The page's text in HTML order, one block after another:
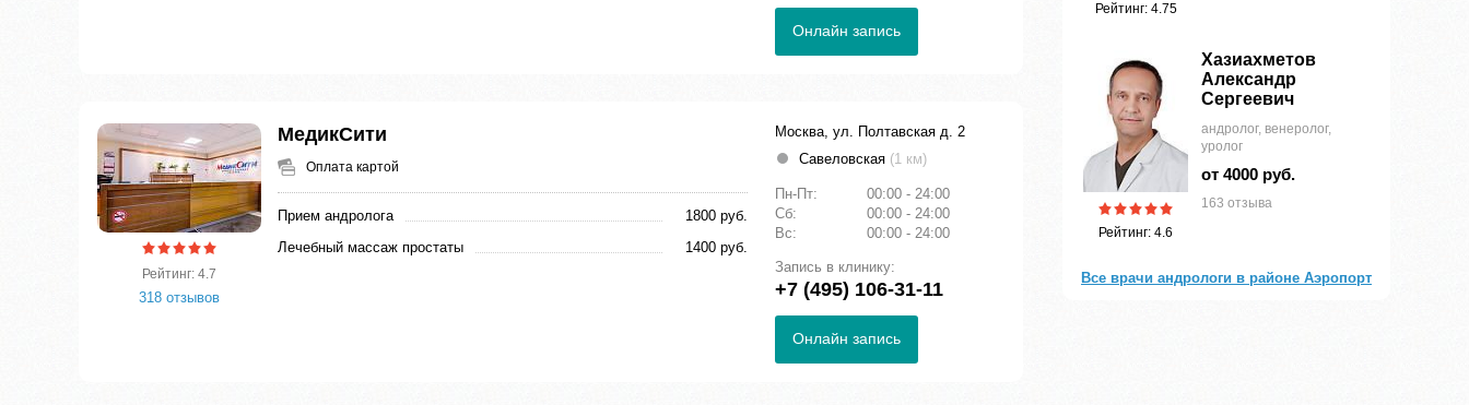
Онлайн запись
Рейтинг: 4.7
318 отзывов
МедикСити
Оплата картой
Прием андролога
1800 руб.
Лечебный массаж простаты
1400 руб.
Москва, ул. Полтавская д. 2
Савеловская (1 км)
Пн-Пт:
00:00 - 24:00
Сб:
00:00 - 24:00
Вс:
00:00 - 24:00
Запись в клинику:
+7 (495) 106-31-11
Онлайн запись
Рейтинг: 4.75
Рейтинг: 4.6
Хазиахметов
Александр
Сергеевич
андролог, венеролог,
уролог
от 4000 руб.
163 отзыва
Все врачи андрологи в районе Аэропорт